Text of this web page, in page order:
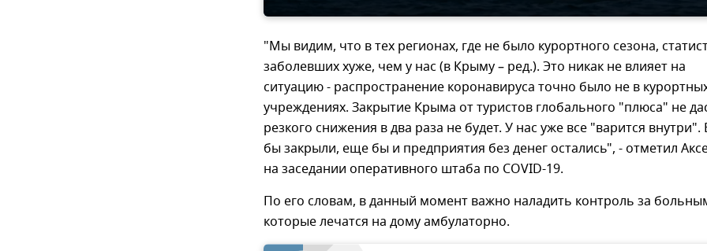
"Мы видим, что в тех регионах, где не было курортного сезона,
заболевших хуже, чем у нас (в Крыму – ред.). Это никак не влияет на
ситуацию - распространение коронавируса точно было не в
учреждениях. Закрытие Крыма от туристов глобального "плюса" не
резкого снижения в два раза не будет. У нас уже все "варится внутри".
бы закрыли, еще бы и предприятия без денег остались", - отметил
на заседании оперативного штаба по COVID-19.
По его словам, в данный момент важно наладить контроль за
которые лечатся на дому амбулаторно.